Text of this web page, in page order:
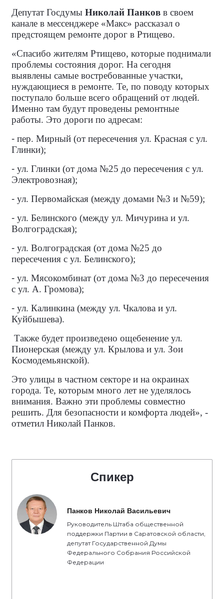
Депутат Госдумы Николай Панков в своем
канале в мессенджере «Макс» рассказал о
предстоящем ремонте дорог в Ртищево.
«Спасибо жителям Ртищево, которые поднимали
проблемы состояния дорог. На сегодня
выявлены самые востребованные участки,
нуждающиеся в ремонте. Те, по поводу которых
поступало больше всего обращений от людей.
Именно там будут проведены ремонтные
работы. Это дороги по адресам:
- пер. Мирный (от пересечения ул. Красная с ул.
Глинки);
- ул. Глинки (от дома №25 до пересечения с ул.
Электровозная);
- ул. Первомайская (между домами №3 и №59);
- ул. Белинского (между ул. Мичурина и ул.
Волгоградская);
- ул. Волгоградская (от дома №25 до
пересечения с ул. Белинского);
- ул. Мясокомбинат (от дома №3 до пересечения
с ул. А. Громова);
- ул. Калинкина (между ул. Чкалова и ул.
Куйбышева).
Также будет произведено ощебенение ул.
Пионерская (между ул. Крылова и ул. Зои
Космодемьянской).
Это улицы в частном секторе и на окраинах
города. Те, которым много лет не уделялось
внимания. Важно эти проблемы совместно
решить. Для безопасности и комфорта людей», -
отметил Николай Панков.
Спикер
Панков Николай Васильевич
Руководитель Штаба общественной
поддержки Партии в Саратовской области,
депутат Государственной Думы
Федерального Собрания Российской
Федерации